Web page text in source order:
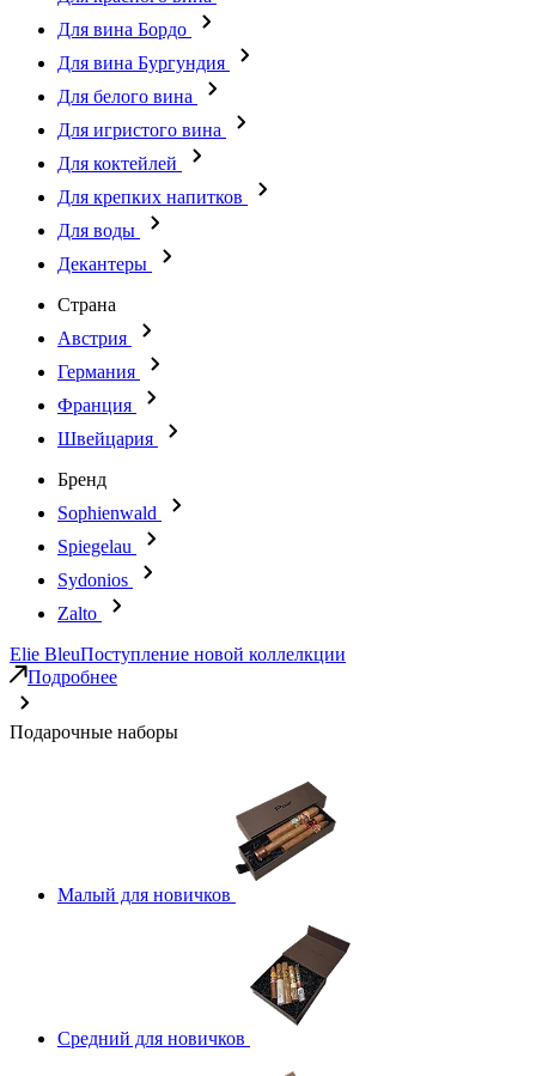
Для вина Бордо
Для вина Бургундия
Для белого вина
Для игристого вина
Для коктейлей
Для крепких напитков
Для воды
Декантеры
Страна
Австрия
Германия
Франция
Швейцария
Бренд
Sophienwald
Spiegelau
Sydonios
Zalto
Elie BleuПоступление новой коллелкции
Подробнее
Подарочные наборы
Малый для новичков
Средний для новичков